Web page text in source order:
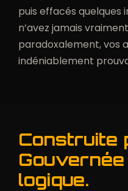
puis effacés quelques
n’avez jamais
paradoxalement, vos
indéniablement
Construite
logique.